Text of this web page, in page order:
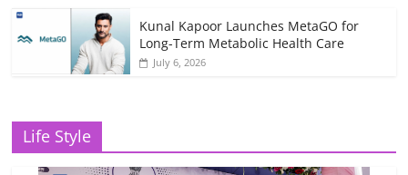
Kunal Kapoor Launches MetaGO for
Long-Term Metabolic Health Care
July 6, 2026
Life Style